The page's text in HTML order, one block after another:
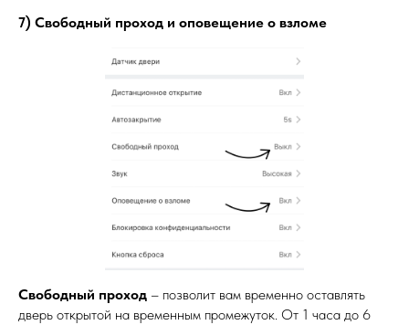
7) Свободный проход и оповещение о взломе
Свободный проход – позволит вам временно оставлять
дверь открытой на временным промежуток. От 1 часа до 6